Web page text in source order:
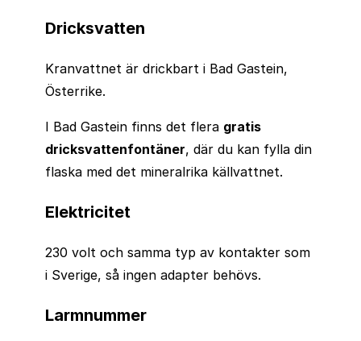
Dricksvatten
Kranvattnet är drickbart i Bad Gastein,
Österrike.
I Bad Gastein finns det flera gratis
dricksvattenfontäner, där du kan fylla din
flaska med det mineralrika källvattnet.
Elektricitet
230 volt och samma typ av kontakter som
i Sverige, så ingen adapter behövs.
Larmnummer